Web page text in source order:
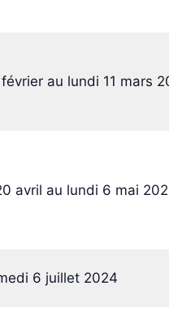
au lundi 11 mars
avril au lundi 6 mai
6 juillet 2024